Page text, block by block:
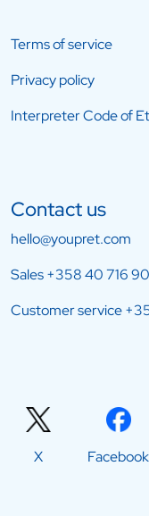
Terms of service
Privacy policy
Interpreter Code of
Contact us
hello@youpret.com
Sales+358 40 716
Customer service
X Facebook